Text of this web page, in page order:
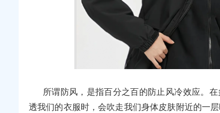
所谓防风，是指百分之百的防止风冷效应。
透我们的衣服时，会吹走我们身体皮肤附近的一